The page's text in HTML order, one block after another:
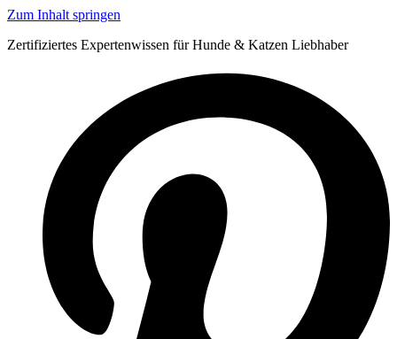
Zum Inhalt springen
Zertifiziertes Expertenwissen für Hunde & Katzen Liebhaber